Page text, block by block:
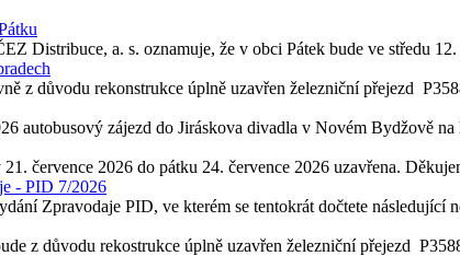
Distribuce, a. s. oznamuje, že v obci Pátek bude ve středu
z důvodu rekonstrukce úplně uzavřen železniční přejezd
autobusový zájezd do Jiráskova divadla v Novém Bydžově
července 2026 do pátku 24. července 2026 uzavřena.
- PID 7/2026
Zpravodaje PID, ve kterém se tentokrát dočtete
z důvodu rekostrukce úplně uzavřen železniční přejezd